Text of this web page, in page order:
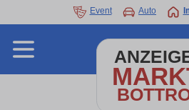
Event Auto